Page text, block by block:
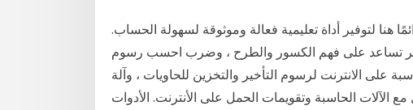
هنا لتوفير أداة تعليمية فعالة وموثوقة لسهولة الحساب.
تساعد على فهم الكسور والطرح ، وضرب احسب رسوم
على الانترنت لرسوم التأخير والتخزين للحاويات ، وآلة
الحاسبة وتقويمات الحمل على الأنترنت. الأدوات